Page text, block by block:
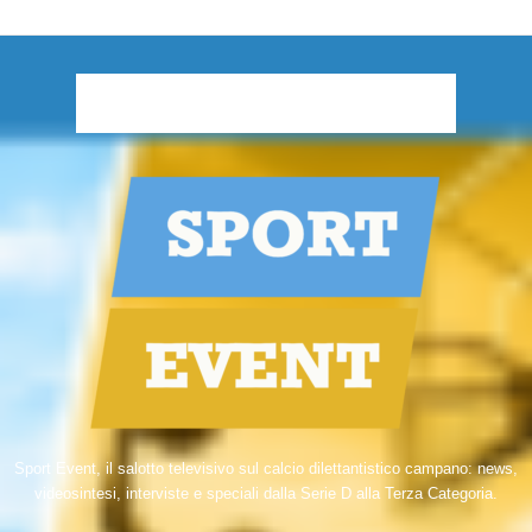
Sport Event, il salotto televisivo sul calcio dilettantistico campano: news,
videosintesi, interviste e speciali dalla Serie D alla Terza Categoria.